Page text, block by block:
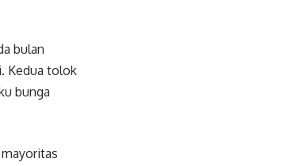
bulan
Kedua tolok
bunga